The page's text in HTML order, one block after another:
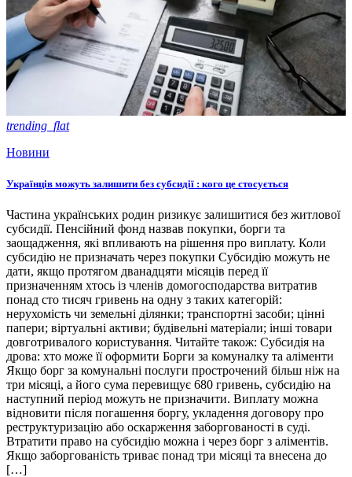
trending_flat
Новини
Українців можуть залишити без субсидії : кого це стосується
Частина українських родин ризикує залишитися без житлової
субсидії. Пенсійний фонд назвав покупки, борги та
заощадження, які впливають на рішення про виплату. Коли
субсидію не призначать через покупки Субсидію можуть не
дати, якщо протягом дванадцяти місяців перед її
призначенням хтось із членів домогосподарства витратив
понад сто тисяч гривень на одну з таких категорій:
нерухомість чи земельні ділянки; транспортні засоби; цінні
папери; віртуальні активи; будівельні матеріали; інші товари
довготривалого користування. Читайте також: Субсидія на
дрова: хто може її оформити Борги за комуналку та аліменти
Якщо борг за комунальні послуги прострочений більш ніж на
три місяці, а його сума перевищує 680 гривень, субсидію на
наступний період можуть не призначити. Виплату можна
відновити після погашення боргу, укладення договору про
реструктуризацію або оскарження заборгованості в суді.
Втратити право на субсидію можна і через борг з аліментів.
Якщо заборгованість триває понад три місяці та внесена до
[…]